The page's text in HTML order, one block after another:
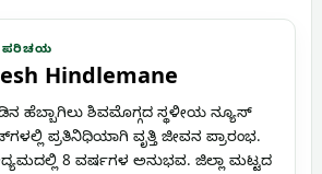
ಪರಿಚಯ
Hindlemane
ಹೆಬ್ಬಾಗಿಲು ಶಿವಮೊಗ್ಗದ ಸ್ಥಳೀಯ ನ್ಯೂಸ್
ಪ್ರತಿನಿಧಿಯಾಗಿ ವೃತ್ತಿ ಜೀವನ ಪ್ರಾರಂಭ.
8 ವರ್ಷಗಳ ಅನುಭವ. ಜಿಲ್ಲಾ ಮಟ್ಟದ